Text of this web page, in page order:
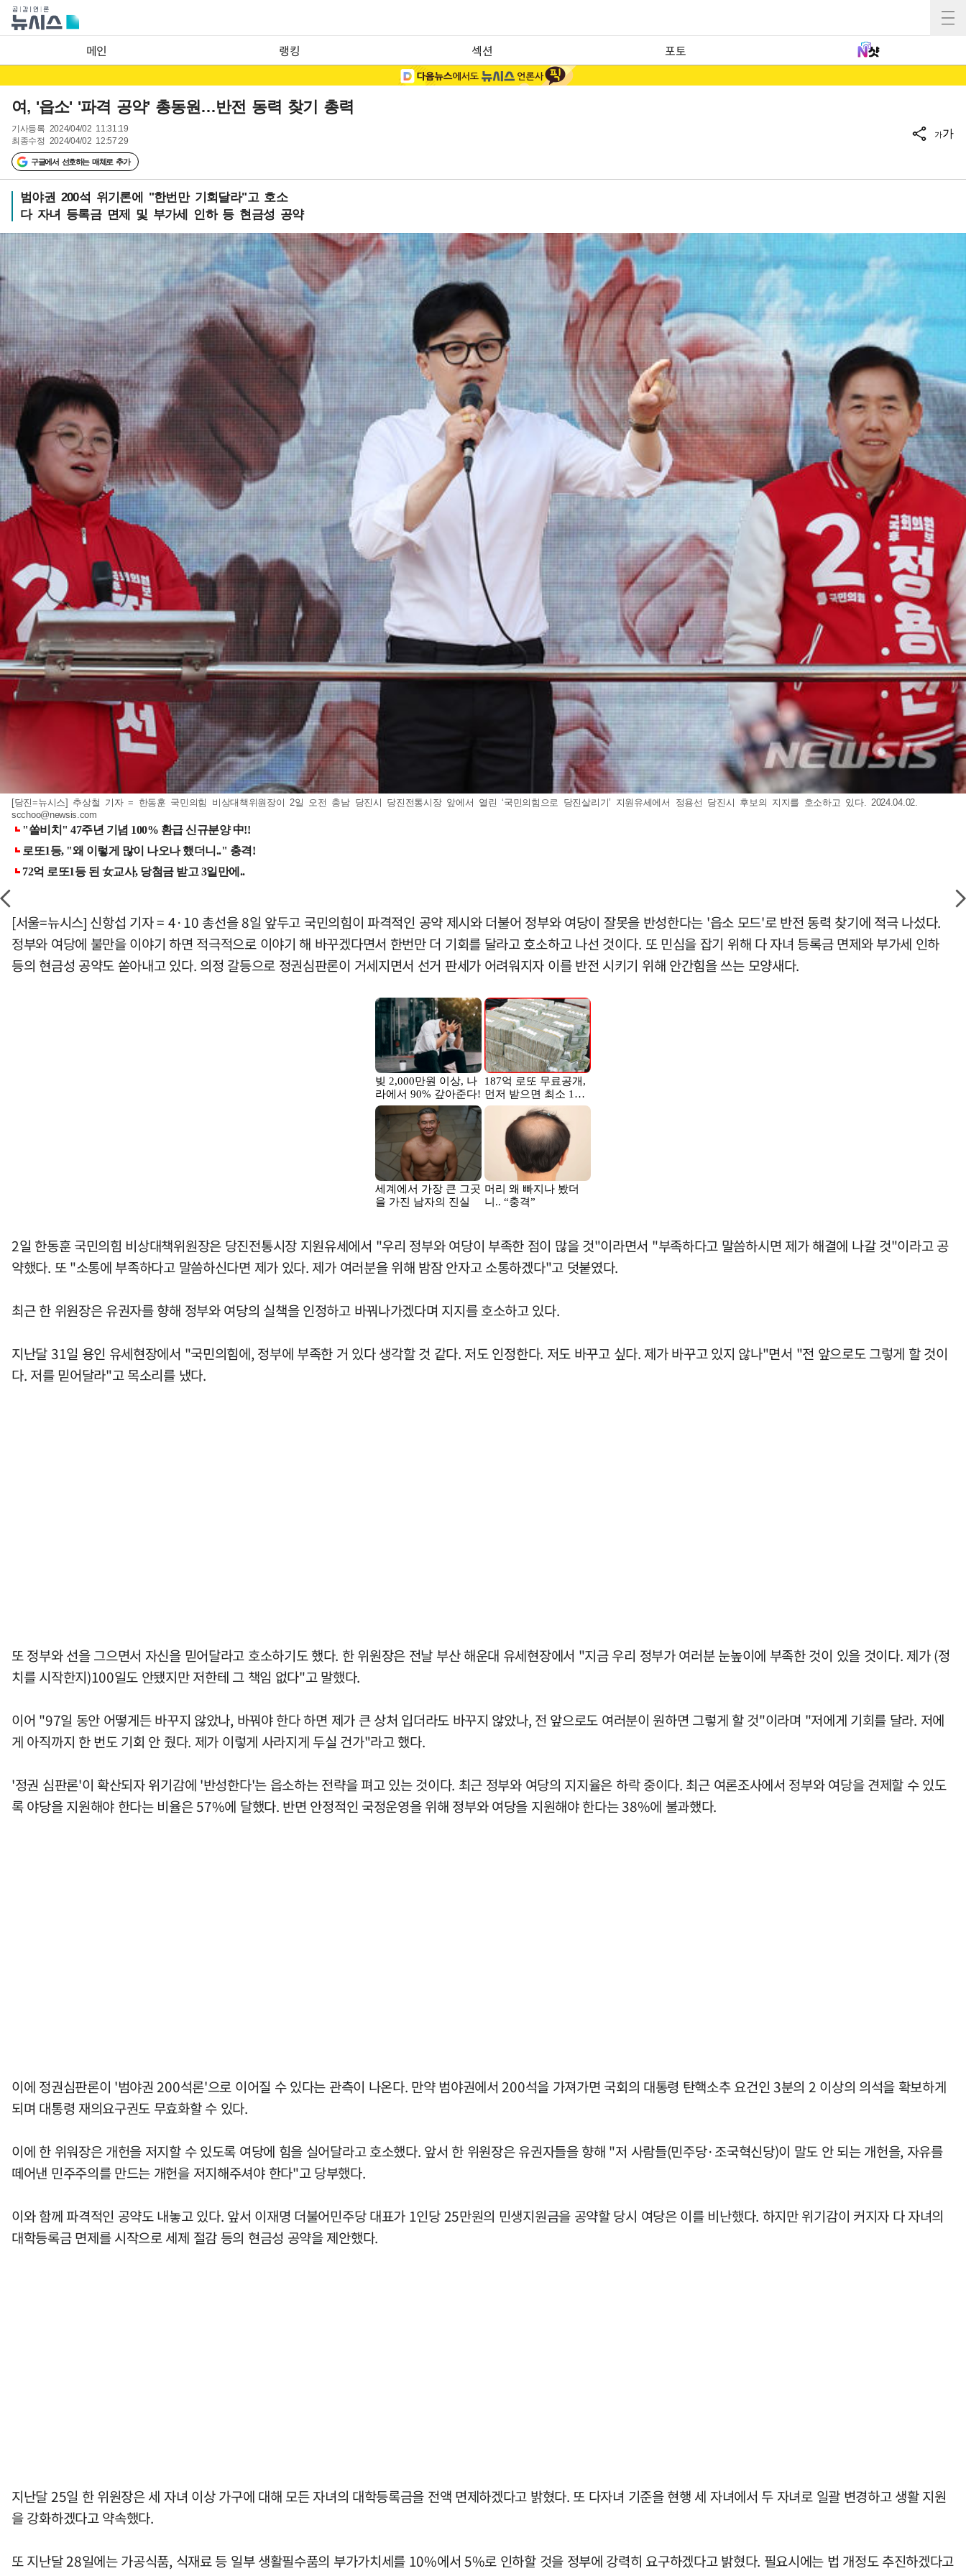
메인 랭킹 섹션 포토
여, '읍소' '파격 공약' 총동원…반전 동력 찾기 총력
기사등록 2024/04/02 11:31:19
최종수정 2024/04/02 12:57:29
구글에서 선호하는 매체로 추가
가가
범야권 200석 위기론에 "한번만 기회달라"고 호소
다 자녀 등록금 면제 및 부가세 인하 등 현금성 공약
[당진=뉴시스] 추상철 기자 = 한동훈 국민의힘 비상대책위원장이 2일 오전 충남 당진시 당진전통시장 앞에서 열린 ‘국민의힘으로 당진살리기’ 지원유세에서 정용선 당진시 후보의 지지를 호소하고 있다. 2024.04.02.
scchoo@newsis.com
[서울=뉴시스] 신항섭 기자 = 4·10 총선을 8일 앞두고 국민의힘이 파격적인 공약 제시와 더불어 정부와 여당이 잘못을 반성한다는 '읍소 모드'로 반전 동력 찾기에 적극 나섰다.
정부와 여당에 불만을 이야기 하면 적극적으로 이야기 해 바꾸겠다면서 한번만 더 기회를 달라고 호소하고 나선 것이다. 또 민심을 잡기 위해 다 자녀 등록금 면제와 부가세 인하
등의 현금성 공약도 쏟아내고 있다. 의정 갈등으로 정권심판론이 거세지면서 선거 판세가 어려워지자 이를 반전 시키기 위해 안간힘을 쓰는 모양새다.
2일 한동훈 국민의힘 비상대책위원장은 당진전통시장 지원유세에서 "우리 정부와 여당이 부족한 점이 많을 것"이라면서 "부족하다고 말씀하시면 제가 해결에 나갈 것"이라고 공
약했다. 또 "소통에 부족하다고 말씀하신다면 제가 있다. 제가 여러분을 위해 밤잠 안자고 소통하겠다"고 덧붙였다.
최근 한 위원장은 유권자를 향해 정부와 여당의 실책을 인정하고 바꿔나가겠다며 지지를 호소하고 있다.
지난달 31일 용인 유세현장에서 "국민의힘에, 정부에 부족한 거 있다 생각할 것 같다. 저도 인정한다. 저도 바꾸고 싶다. 제가 바꾸고 있지 않나"면서 "전 앞으로도 그렇게 할 것이
다. 저를 믿어달라"고 목소리를 냈다.
또 정부와 선을 그으면서 자신을 믿어달라고 호소하기도 했다. 한 위원장은 전날 부산 해운대 유세현장에서 "지금 우리 정부가 여러분 눈높이에 부족한 것이 있을 것이다. 제가 (정
치를 시작한지)100일도 안됐지만 저한테 그 책임 없다"고 말했다.
이어 "97일 동안 어떻게든 바꾸지 않았나, 바꿔야 한다 하면 제가 큰 상처 입더라도 바꾸지 않았나, 전 앞으로도 여러분이 원하면 그렇게 할 것"이라며 "저에게 기회를 달라. 저에
게 아직까지 한 번도 기회 안 줬다. 제가 이렇게 사라지게 두실 건가"라고 했다.
'정권 심판론'이 확산되자 위기감에 '반성한다'는 읍소하는 전략을 펴고 있는 것이다. 최근 정부와 여당의 지지율은 하락 중이다. 최근 여론조사에서 정부와 여당을 견제할 수 있도
록 야당을 지원해야 한다는 비율은 57%에 달했다. 반면 안정적인 국정운영을 위해 정부와 여당을 지원해야 한다는 38%에 불과했다.
이에 정권심판론이 '범야권 200석론'으로 이어질 수 있다는 관측이 나온다. 만약 범야권에서 200석을 가져가면 국회의 대통령 탄핵소추 요건인 3분의 2 이상의 의석을 확보하게
되며 대통령 재의요구권도 무효화할 수 있다.
이에 한 위워장은 개헌을 저지할 수 있도록 여당에 힘을 실어달라고 호소했다. 앞서 한 위원장은 유권자들을 향해 "저 사람들(민주당·조국혁신당)이 말도 안 되는 개헌을, 자유를
떼어낸 민주주의를 만드는 개헌을 저지해주셔야 한다"고 당부했다.
이와 함께 파격적인 공약도 내놓고 있다. 앞서 이재명 더불어민주당 대표가 1인당 25만원의 민생지원금을 공약할 당시 여당은 이를 비난했다. 하지만 위기감이 커지자 다 자녀의
대학등록금 면제를 시작으로 세제 절감 등의 현금성 공약을 제안했다.
지난달 25일 한 위원장은 세 자녀 이상 가구에 대해 모든 자녀의 대학등록금을 전액 면제하겠다고 밝혔다. 또 다자녀 기준을 현행 세 자녀에서 두 자녀로 일괄 변경하고 생활 지원
을 강화하겠다고 약속했다.
또 지난달 28일에는 가공식품, 식재료 등 일부 생활필수품의 부가가치세를 10%에서 5%로 인하할 것을 정부에 강력히 요구하겠다고 밝혔다. 필요시에는 법 개정도 추진하겠다고